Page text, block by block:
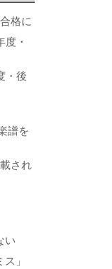
格に
度・
・後
譜を
され
い
」